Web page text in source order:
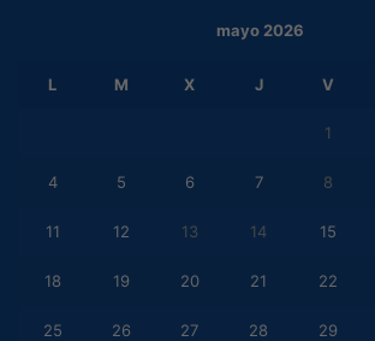
mayo 2026
L M X J V
1
4 5 6 7 8
11 12 13 14 15
18 19 20 21 22
25 26 27 28 29